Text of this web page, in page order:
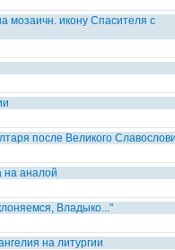
мозаичн. икону Спасителя с
после Великого
на аналой
Владыко..."
на литургии